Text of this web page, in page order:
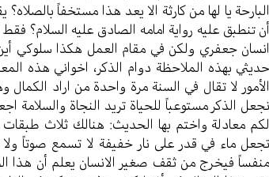
البارحة يا لها من كارثة الا يعد هذا مستخفاً
أن تنطبق عليه رواية امامه الصادق عليه السلام؟
انسان جعفري ولكن في مقام العمل هكذا سلوكي
حديثي بهذه الملاحظة دوام الذكر، اخواني هذه
الأمور لا تقال في السنة مرة واحدة من اراد
نجعل الذكر مستوعباً للحياة تريد النجاة والسلامة
لكم معادلة واختم بها الحديث: هنالك ثلاث طبقات
تجعل ماء في قدر على نار خفيفة لا تسمع صوتاً
منفساً فيخرج من ثقف صغير الانسان يعلم أن هذا